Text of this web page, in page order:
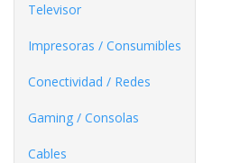
Televisor
Impresoras / Consumibles
Conectividad / Redes
Gaming / Consolas
Cables